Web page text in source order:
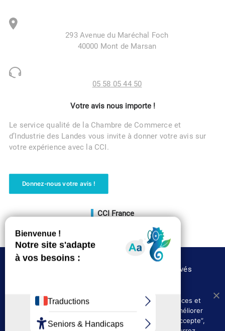
293 Avenue du Maréchal Foch
40000 Mont de Marsan
05 58 05 44 50
Votre avis nous importe !
Le service qualité de la Chambre de Commerce et
d’Industrie des Landes vous invite à donner votre avis sur
votre expérience avec la CCI.
Donnez-nous votre avis !
CCI France
©CCI des Landes 2020 – Tous droits réservés
Où nous trouver
Presse
Politique de confidentialité
Nous utilisons les cookies afin de fournir les services et
fonctionnalités proposés sur notre site et afin d’améliorer
l’expérience de nos utilisateurs. En cliquant sur ”J’accepte”,